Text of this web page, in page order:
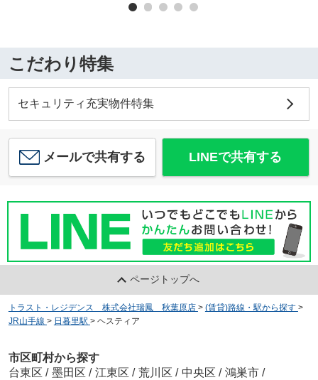
こだわり特集
セキュリティ充実物件特集
メールで共有する LINEで共有する
ページトップへ
トラスト・レジデンス 株式会社瑞鳳 秋葉原店 > (賃貸)路線・駅から探す >
JR山手線 > 日暮里駅 > ヘスティア
市区町村から探す
台東区 / 墨田区 / 江東区 / 荒川区 / 中央区 / 鴻巣市 /